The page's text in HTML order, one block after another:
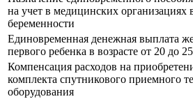
на учет в медицинских организациях
беременности
Единовременная денежная выплата
первого ребенка в возрасте от 20 до
Компенсация расходов на
комплекта спутникового приемного
оборудования